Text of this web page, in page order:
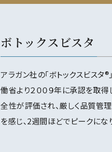
ボトックスビスタ
アラガン社の「ボトックスビス
働省より２００９年に承認を取
全性が評価され、厳しく品質管
を感じ、2週間ほどでピークに